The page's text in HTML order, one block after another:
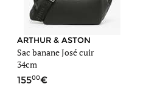
ARTHUR & ASTON
Sac banane José cuir
34cm
15500